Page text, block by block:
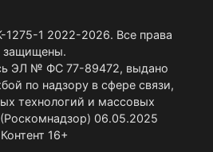
1275-1 2022-2026. Все права
защищены.
ЭЛ № ФС 77-89472, выдано
по надзору в сфере связи,
технологий и массовых
06.05.2025
Контент 16+